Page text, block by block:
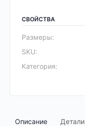
СВОЙСТВА
Размеры:
SKU:
Категория:
Описание Детали